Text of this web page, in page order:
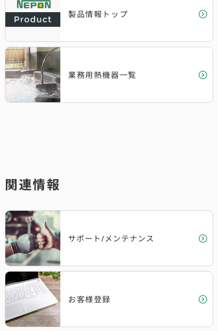
製品情報トップ
業務用熱機器一覧
関連情報
サポート/メンテナンス
お客様登録